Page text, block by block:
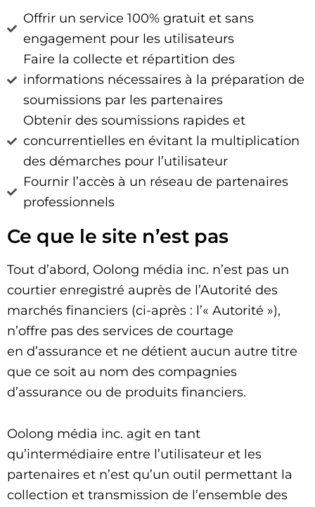
Offrir un service 100% gratuit et sans
engagement pour les utilisateurs
Faire la collecte et répartition des
informations nécessaires à la préparation de
soumissions par les partenaires
Obtenir des soumissions rapides et
concurrentielles en évitant la multiplication
des démarches pour l’utilisateur
Fournir l’accès à un réseau de partenaires
professionnels
Ce que le site n’est pas
Tout d’abord, Oolong média inc. n’est pas un
courtier enregistré auprès de l’Autorité des
marchés financiers (ci-après : l’« Autorité »),
n’offre pas des services de courtage
en d’assurance et ne détient aucun autre titre
que ce soit au nom des compagnies
d’assurance ou de produits financiers.
Oolong média inc. agit en tant
qu’intermédiaire entre l’utilisateur et les
partenaires et n’est qu’un outil permettant la
collection et transmission de l’ensemble des